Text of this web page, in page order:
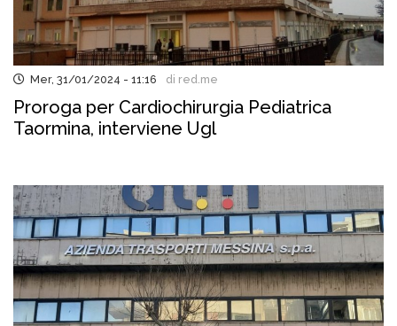
Mer, 31/01/2024 - 11:16 di red.me
Proroga per Cardiochirurgia Pediatrica
Taormina, interviene Ugl